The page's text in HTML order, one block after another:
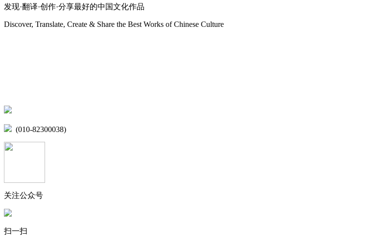
发现·翻译·创作·分享最好的中国文化作品
Discover, Translate, Create & Share the Best Works of Chinese Culture
(010-82300038)
关注公众号
扫一扫